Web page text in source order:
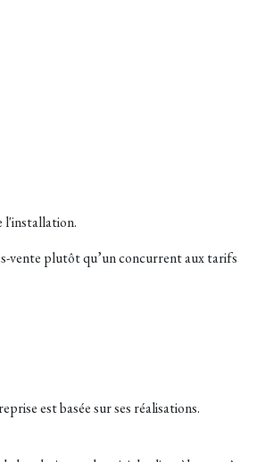
l'installation.
vente plutôt qu’un concurrent aux tarifs
est basée sur ses réalisations.